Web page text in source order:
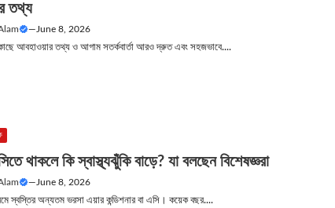
তথ্য
— June 8, 2026
কাছে আবহাওয়ার তথ্য ও আগাম সতর্কবার্তা আরও দ্রুত এবং সহজভাবে....
থাকলে কি স্বাস্থ্যঝুঁকি বাড়ে? যা বলছেন বিশেষজ্ঞরা
— June 8, 2026
স্বস্তির অন্যতম ভরসা এয়ার কন্ডিশনার বা এসি। কয়েক বছর....